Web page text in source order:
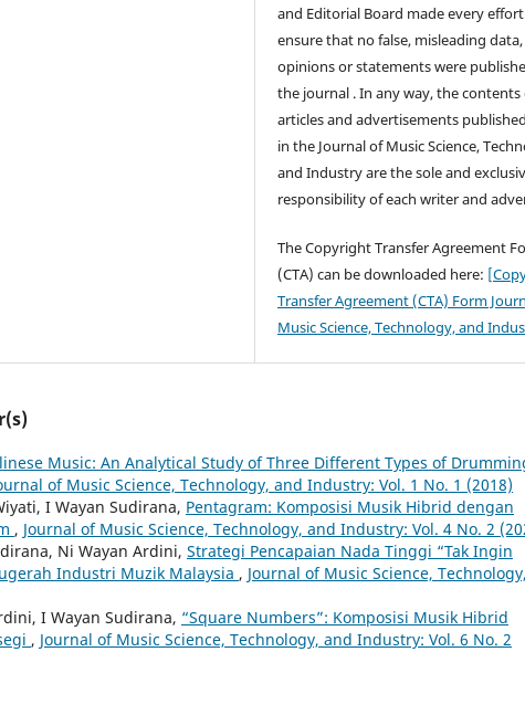
and Editorial Board made every
ensure that no false, misleading data,
opinions or statements were
the journal . In any way, the contents
articles and advertisements published
in the Journal of Music Science,
and Industry are the sole and
responsibility of each writer and
The Copyright Transfer Agreement
(CTA) can be downloaded here:
Transfer Agreement (CTA) Form
Music Science, Technology, and
Music: An Analytical Study of Three Different Types of
of Music Science, Technology, and Industry: Vol. 1 No. 1 (2018)
I Wayan Sudirana, Pentagram: Komposisi Musik Hibrid dengan
, Journal of Music Science, Technology, and Industry: Vol. 4 No. 2
Ni Wayan Ardini, Strategi Pencapaian Nada Tinggi “Tak Ingin
Industri Muzik Malaysia , Journal of Music Science, Technology,
I Wayan Sudirana, “Square Numbers”: Komposisi Musik Hibrid
, Journal of Music Science, Technology, and Industry: Vol. 6 No. 2